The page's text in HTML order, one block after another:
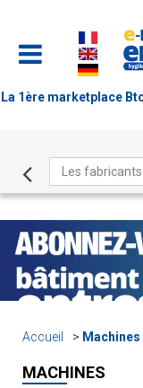
La 1ère marketplace
Les fabricants
Accueil Machines
MACHINES